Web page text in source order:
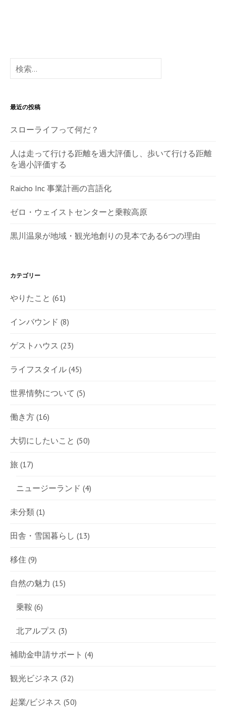
検
索:
最近の投稿
スローライフって何だ？
人は走って行ける距離を過大評価し、歩いて行ける距離
を過小評価する
Raicho Inc 事業計画の言語化
ゼロ・ウェイストセンターと乗鞍高原
黒川温泉が地域・観光地創りの見本である6つの理由
カテゴリー
やりたこと (61)
インバウンド (8)
ゲストハウス (23)
ライフスタイル (45)
世界情勢について (5)
働き方 (16)
大切にしたいこと (50)
旅 (17)
ニュージーランド (4)
未分類 (1)
田舎・雪国暮らし (13)
移住 (9)
自然の魅力 (15)
乗鞍 (6)
北アルプス (3)
補助金申請サポート (4)
観光ビジネス (32)
起業/ビジネス (50)